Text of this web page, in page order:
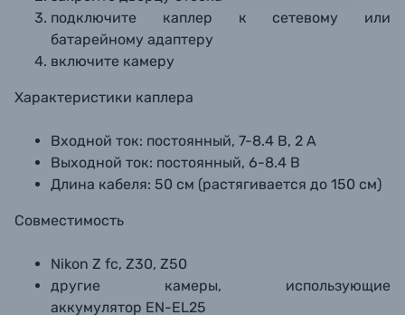
подключите каплер к сетевому или
батарейному адаптеру
включите камеру
Характеристики каплера
Входной ток: постоянный, 7-8.4 В, 2 А
Выходной ток: постоянный, 6-8.4 В
Длина кабеля: 50 см (растягивается до 150 см)
Совместимость
Nikon Z fc, Z30, Z50
другие камеры, использующие
аккумулятор EN-EL25